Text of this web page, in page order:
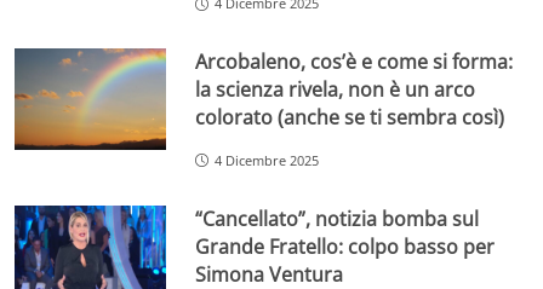
Arcobaleno, cos’è e come si forma:
la scienza rivela, non è un arco
colorato (anche se ti sembra così)
4 Dicembre 2025
“Cancellato”, notizia bomba sul
Grande Fratello: colpo basso per
Simona Ventura